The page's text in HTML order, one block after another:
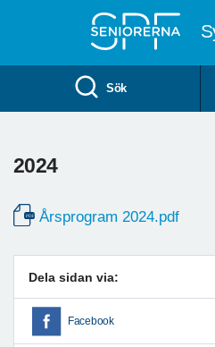
Sök
2024
Årsprogram 2024.pdf
Dela sidan via:
Facebook